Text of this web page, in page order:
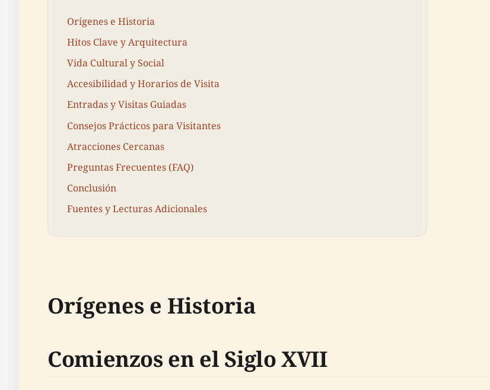
Orígenes e Historia
Hitos Clave y Arquitectura
Vida Cultural y Social
Accesibilidad y Horarios de Visita
Entradas y Visitas Guiadas
Consejos Prácticos para Visitantes
Atracciones Cercanas
Preguntas Frecuentes (FAQ)
Conclusión
Fuentes y Lecturas Adicionales
Orígenes e Historia
Comienzos en el Siglo XVII